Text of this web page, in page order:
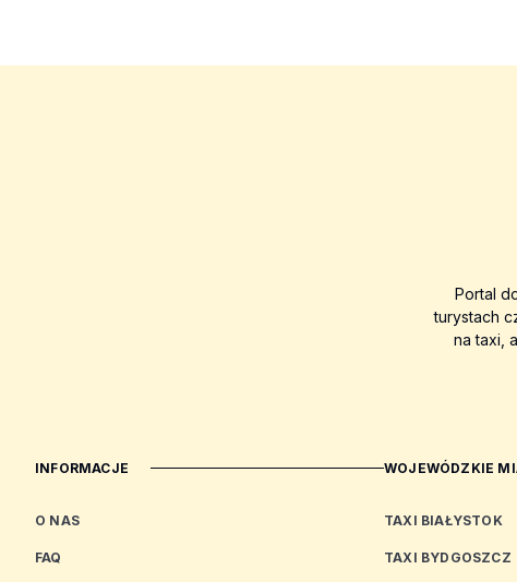
Portal
turystach
na taxi,
INFORMACJE
O NAS
FAQ
WOJEWÓDZKIE
TAXI BIAŁYSTOK
TAXI BYDGOSZCZ